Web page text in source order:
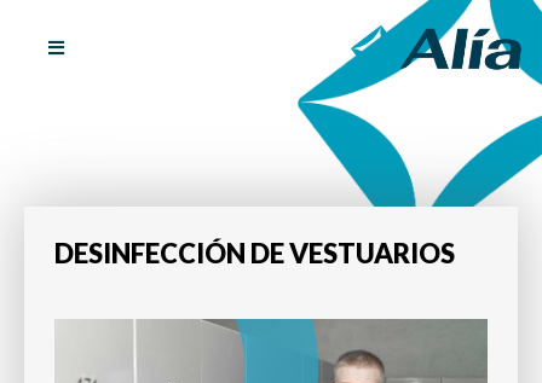
DESINFECCIÓN DE VESTUARIOS